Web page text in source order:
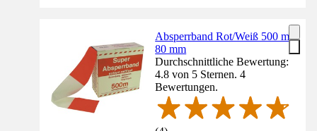
Absperrband Rot/Weiß 500 m,
80 mm
Durchschnittliche Bewertung:
4.8 von 5 Sternen. 4
Bewertungen.